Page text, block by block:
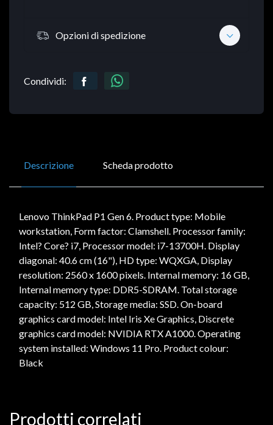
Opzioni di spedizione
Condividi:
Descrizione Scheda prodotto
Lenovo ThinkPad P1 Gen 6. Product type: Mobile
workstation, Form factor: Clamshell. Processor family:
Intel? Core? i7, Processor model: i7-13700H. Display
diagonal: 40.6 cm (16"), HD type: WQXGA, Display
resolution: 2560 x 1600 pixels. Internal memory: 16 GB,
Internal memory type: DDR5-SDRAM. Total storage
capacity: 512 GB, Storage media: SSD. On-board
graphics card model: Intel Iris Xe Graphics, Discrete
graphics card model: NVIDIA RTX A1000. Operating
system installed: Windows 11 Pro. Product colour:
Black
Prodotti correlati